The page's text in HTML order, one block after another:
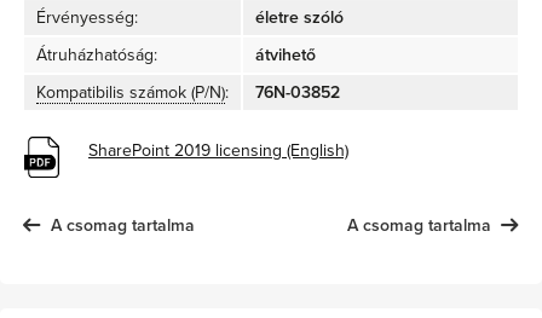
Érvényesség:
életre szóló
Átruházhatóság:
átvihető
Kompatibilis számok (P/N): 76N-03852
SharePoint 2019 licensing (English)
A csomag tartalma A csomag tartalma